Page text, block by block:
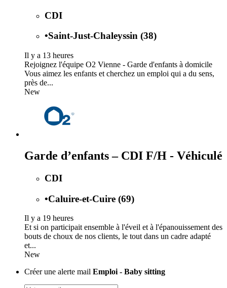
CDI
•Saint-Just-Chaleyssin (38)
Il y a 13 heures
Rejoignez l'équipe O2 Vienne - Garde d'enfants à domicile
Vous aimez les enfants et cherchez un emploi qui a du sens,
près de...
New
Garde d’enfants – CDI F/H - Véhiculé
CDI
•Caluire-et-Cuire (69)
Il y a 19 heures
Et si on participait ensemble à l'éveil et à l'épanouissement des
bouts de choux de nos clients, le tout dans un cadre adapté
et...
New
Créer une alerte mail Emploi - Baby sitting